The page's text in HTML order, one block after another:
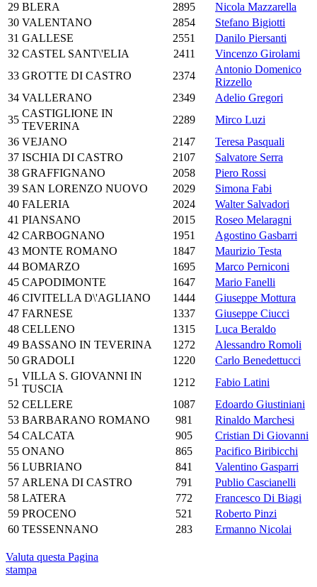
29 BLERA 2895
Nicola Mazzarella
30 VALENTANO 2854
Stefano Bigiotti
31 GALLESE 2551
Danilo Piersanti
32 CASTEL SANT\'ELIA 2411
Vincenzo Girolami
33 GROTTE DI CASTRO 2374
Antonio Domenico
Rizzello
34 VALLERANO 2349
Adelio Gregori
35
CASTIGLIONE IN
TEVERINA
2289
Mirco Luzi
36 VEJANO 2147
Teresa Pasquali
37 ISCHIA DI CASTRO 2107
Salvatore Serra
38 GRAFFIGNANO 2058
Piero Rossi
39 SAN LORENZO NUOVO 2029
Simona Fabi
40 FALERIA 2024
Walter Salvadori
41 PIANSANO 2015
Roseo Melaragni
42 CARBOGNANO 1951
Agostino Gasbarri
43 MONTE ROMANO 1847
Maurizio Testa
44 BOMARZO 1695
Marco Perniconi
45 CAPODIMONTE 1647
Mario Fanelli
46 CIVITELLA D\'AGLIANO 1444
Giuseppe Mottura
47 FARNESE 1337
Giuseppe Ciucci
48 CELLENO 1315
Luca Beraldo
49 BASSANO IN TEVERINA 1272
Alessandro Romoli
50 GRADOLI 1220
Carlo Benedettucci
51
VILLA S. GIOVANNI IN
TUSCIA
1212
Fabio Latini
52 CELLERE 1087
Edoardo Giustiniani
53 BARBARANO ROMANO 981
Rinaldo Marchesi
54 CALCATA 905
Cristian Di Giovanni
55 ONANO 865
Pacifico Biribicchi
56 LUBRIANO 841
Valentino Gasparri
57 ARLENA DI CASTRO 791
Publio Cascianelli
58 LATERA 772
Francesco Di Biagi
59 PROCENO 521
Roberto Pinzi
60 TESSENNANO 283 Ermanno Nicolai
Valuta questa Pagina
stampa